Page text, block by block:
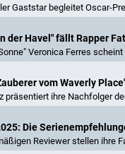
Gaststar begleitet Oscar-
der Havel" fällt Rapper
Veronica Ferres
vom Waverly
präsentiert ihre Nachfolger
Die
Reviewer stellen ihre